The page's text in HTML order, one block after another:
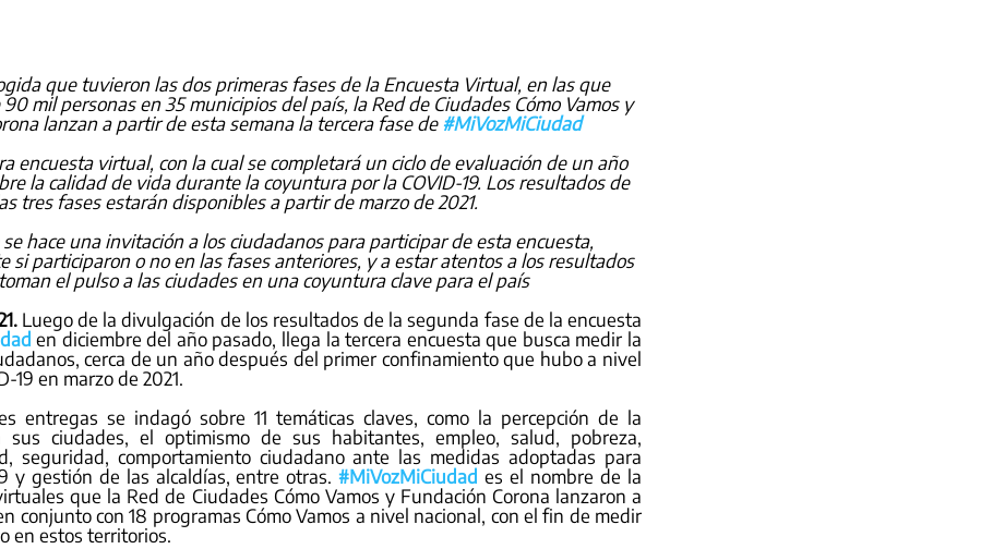
que tuvieron las dos primeras fases de la Encuesta Virtual, en las que
mil personas en 35 municipios del país, la Red de Ciudades Cómo Vamos y
lanzan a partir de esta semana la tercera fase de #MiVozMiCiudad
encuesta virtual, con la cual se completará un ciclo de evaluación de un año
la calidad de vida durante la coyuntura por la COVID-19. Los resultados de
tres fases estarán disponibles a partir de marzo de 2021.
hace una invitación a los ciudadanos para participar de esta encuesta,
si participaron o no en las fases anteriores, y a estar atentos a los resultados
el pulso a las ciudades en una coyuntura clave para el país
Luego de la divulgación de los resultados de la segunda fase de la encuesta
en diciembre del año pasado, llega la tercera encuesta que busca medir la
cerca de un año después del primer confinamiento que hubo a nivel
19 en marzo de 2021.
entregas se indagó sobre 11 temáticas claves, como la percepción de la
ciudades, el optimismo de sus habitantes, empleo, salud, pobreza,
seguridad, comportamiento ciudadano ante las medidas adoptadas para
y gestión de las alcaldías, entre otras. #MiVozMiCiudad es el nombre de la
que la Red de Ciudades Cómo Vamos y Fundación Corona lanzaron a
conjunto con 18 programas Cómo Vamos a nivel nacional, con el fin de medir
en estos territorios.